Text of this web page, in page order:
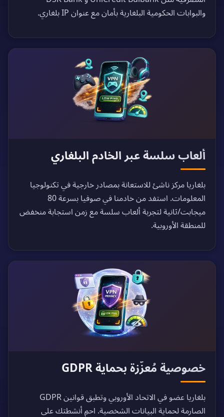
والبوابات الحكومية البلغارية بأمان مع عنوان IP بلغاري.
ألعاب سلسة عبر الخادم البلغاري
بلغاريا مركز ناشئ للاستعانة بمصادر خارجية في تكنولوجيا
المعلومات. استفد من خادمنا في صوفيا بسرعة 80
ميجابت/ثانية لتجربة ألعاب سلسة مع زمن استجابة منخفض
للمنطقة الأوروبية.
خصوصية مُعزّزة بحماية GDPR
بلغاريا عضو في الاتحاد الأوروبي وتطبق قوانين GDPR
الصارمة لحماية البيانات الشخصية. احمِ أنشطتك على